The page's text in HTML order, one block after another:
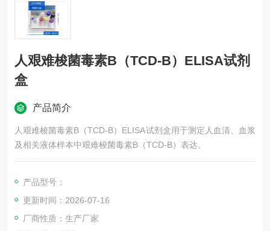
人艰难梭菌毒素B（TCD-B）ELISA试剂
盒
产品简介
人艰难梭菌毒素B（TCD-B）ELISA试剂盒用于测定人血清、血浆
及相关液体样本中艰难梭菌毒素B（TCD-B）表达。
产品型号：
更新时间：2026-07-16
厂商性质：生产厂家